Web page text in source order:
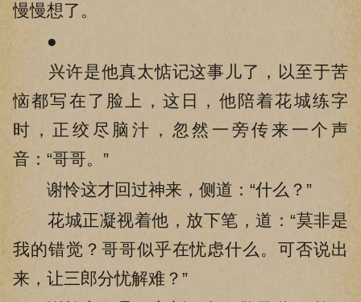
慢慢想了。
●
兴许是他真太惦记这事儿了，以至于苦
恼都写在了脸上，这日，他陪着花城练字
时，正绞尽脑汁，忽然一旁传来一个声
音：“哥哥。”
谢怜这才回过神来，侧道：“什么？”
花城正凝视着他，放下笔，道：“莫非是
我的错觉？哥哥似乎在忧虑什么。可否说出
来，让三郎分忧解难？”